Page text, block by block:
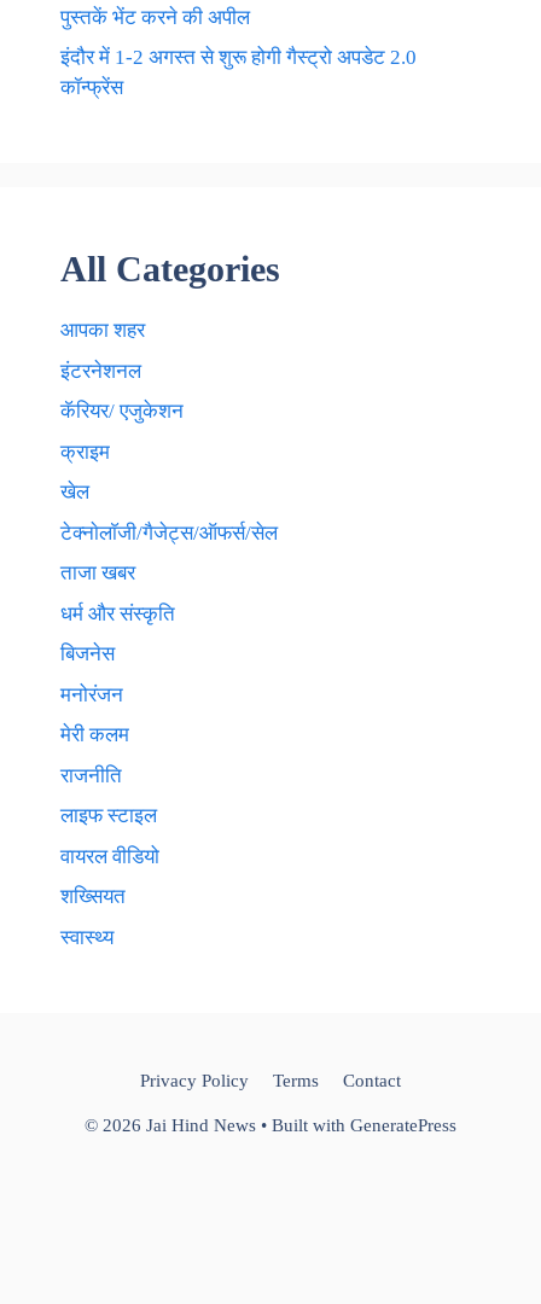
पुस्तकें भेंट करने की अपील
इंदौर में 1-2 अगस्त से शुरू होगी गैस्ट्रो अपडेट 2.0
कॉन्फ्रेंस
All Categories
आपका शहर
इंटरनेशनल
कॅरियर/ एजुकेशन
क्राइम
खेल
टेक्नाेलाॅजी/गैजेट्स/ऑफर्स/सेल
ताजा खबर
धर्म और संस्कृति
बिजनेस
मनोरंजन
मेरी कलम
राजनीति
लाइफ स्टाइल
वायरल वीडियो
शख्सियत
स्वास्थ्य
Privacy Policy Terms Contact
© 2026 Jai Hind News • Built with GeneratePress